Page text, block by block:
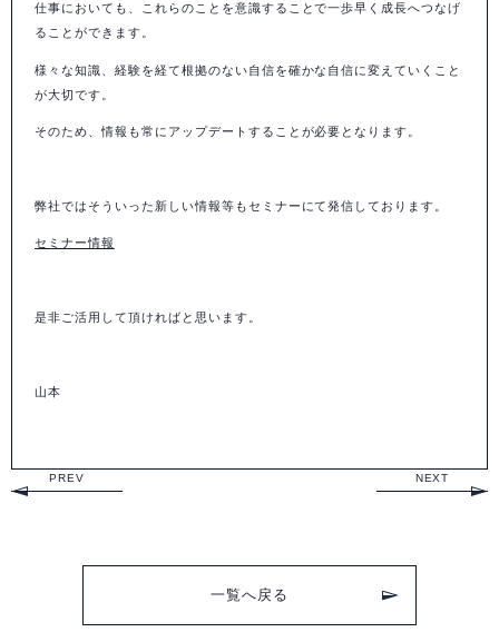
仕事においても、これらのことを意識することで一歩早く成長へつなげ
ることができます。
様々な知識、経験を経て根拠のない自信を確かな自信に変えていくこと
が大切です。
そのため、情報も常にアップデートすることが必要となります。
弊社ではそういった新しい情報等もセミナーにて発信しております。
セミナー情報
是非ご活用して頂ければと思います。
山本
PREV NEXT
一覧へ戻る